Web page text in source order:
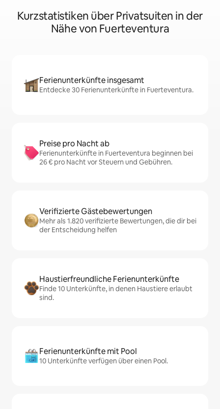
Kurzstatistiken über Privatsuiten in der
Nähe von Fuerteventura
Ferienunterkünfte insgesamt
Entdecke 30 Ferienunterkünfte in Fuerteventura.
Preise pro Nacht ab
Ferienunterkünfte in Fuerteventura beginnen bei
26 € pro Nacht vor Steuern und Gebühren.
Verifizierte Gästebewertungen
Mehr als 1.820 verifizierte Bewertungen, die dir bei
der Entscheidung helfen
Haustierfreundliche Ferienunterkünfte
Finde 10 Unterkünfte, in denen Haustiere erlaubt
sind.
Ferienunterkünfte mit Pool
10 Unterkünfte verfügen über einen Pool.